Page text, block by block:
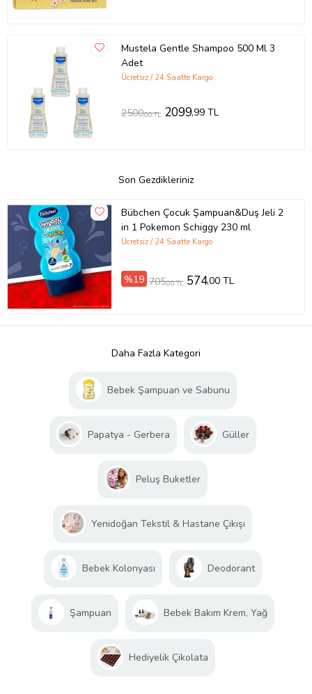
Mustela Gentle Shampoo 500 Ml 3
Adet
Ücretsiz / 24 Saatte Kargo
2500,00 TL 2099,99 TL
Son Gezdikleriniz
Bübchen Çocuk Şampuan&Duş Jeli 2
in 1 Pokemon Schiggy 230 ml
Ücretsiz / 24 Saatte Kargo
%19 705,00 TL 574,00 TL
Daha Fazla Kategori
Bebek Şampuan ve Sabunu
Papatya - Gerbera Güller
Peluş Buketler
Yenidoğan Tekstil & Hastane Çıkışı
Bebek Kolonyası Deodorant
Şampuan Bebek Bakım Krem, Yağ
Hediyelik Çikolata